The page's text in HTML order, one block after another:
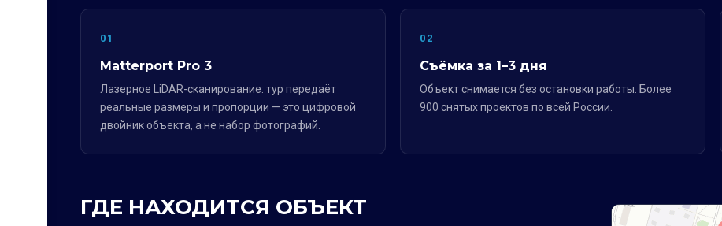
01
Matterport Pro 3
Лазерное LiDAR-сканирование: тур передаёт
реальные размеры и пропорции — это цифровой
двойник объекта, а не набор фотографий.
02
Съёмка за 1–3 дня
Объект снимается без остановки работы. Более
900 снятых проектов по всей России.
ГДЕ НАХОДИТСЯ ОБЪЕКТ